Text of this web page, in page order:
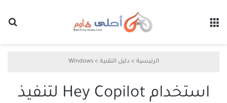
الرئيسية > دليل التقنية >
Windows
استخدام Hey Copilot لتنفيذ